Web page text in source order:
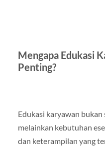
Mengapa Edukasi
Penting?
Edukasi karyawan
melainkan kebutuhan
dan keterampilan yang